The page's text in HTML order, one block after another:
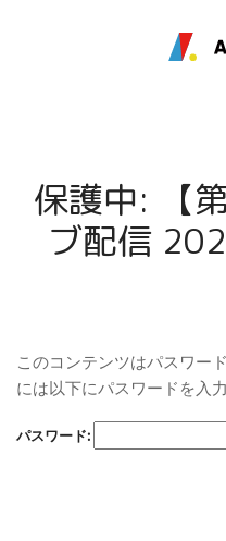
保護中: 【
ブ配信
このコンテンツはパスワー
には以下にパスワードを入
パスワード: